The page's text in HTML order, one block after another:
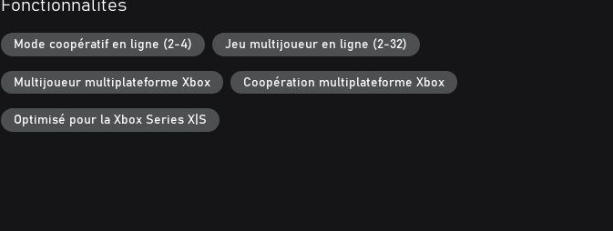
Fonctionnalités
Mode coopératif en ligne (2-4) Jeu multijoueur en ligne (2-32)
Multijoueur multiplateforme Xbox Coopération multiplateforme Xbox
Optimisé pour la Xbox Series X|S